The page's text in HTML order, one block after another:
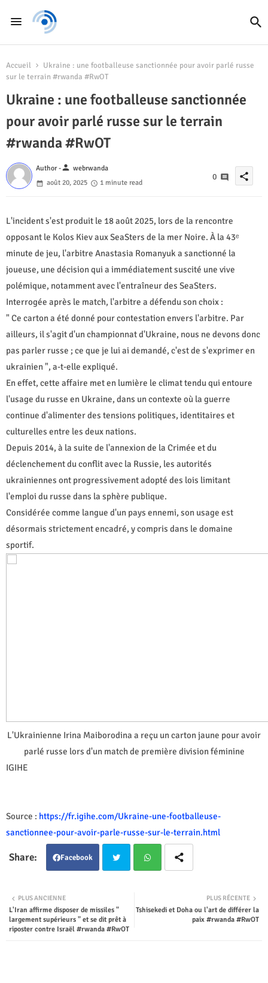
Accueil
Ukraine : une footballeuse sanctionnée pour avoir parlé russe
sur le terrain #rwanda #RwOT
Ukraine : une footballeuse sanctionnée
pour avoir parlé russe sur le terrain
#rwanda #RwOT
Author -person webrwanda
août 20, 2025
1 minute read
0 share
L'incident s'est produit le 18 août 2025, lors de la rencontre
opposant le Kolos Kiev aux SeaSters de la mer Noire. À la 43ᵉ
minute de jeu, l'arbitre Anastasia Romanyuk a sanctionné la
joueuse, une décision qui a immédiatement suscité une vive
polémique, notamment avec l'entraîneur des SeaSters.
Interrogée après le match, l'arbitre a défendu son choix :
" Ce carton a été donné pour contestation envers l'arbitre. Par
ailleurs, il s'agit d'un championnat d'Ukraine, nous ne devons donc
pas parler russe ; ce que je lui ai demandé, c'est de s'exprimer en
ukrainien ", a-t-elle expliqué.
En effet, cette affaire met en lumière le climat tendu qui entoure
l'usage du russe en Ukraine, dans un contexte où la guerre
continue d'alimenter des tensions politiques, identitaires et
culturelles entre les deux nations.
Depuis 2014, à la suite de l'annexion de la Crimée et du
déclenchement du conflit avec la Russie, les autorités
ukrainiennes ont progressivement adopté des lois limitant
l'emploi du russe dans la sphère publique.
Considérée comme langue d'un pays ennemi, son usage est
désormais strictement encadré, y compris dans le domaine
sportif.
L'Ukrainienne Irina Maiborodina a reçu un carton jaune pour avoir
parlé russe lors d'un match de première division féminine
IGIHE
Source : https://fr.igihe.com/Ukraine-une-footballeuse-
sanctionnee-pour-avoir-parle-russe-sur-le-terrain.html
Facebook
ter tsap
PLUS RÉCENTE
Tshisekedi et Doha ou l'art de différer la
paix #rwanda #RwOT
PLUS ANCIENNE
L'Iran affirme disposer de missiles "
largement supérieurs " et se dit prêt à
riposter contre Israël #rwanda #RwOT